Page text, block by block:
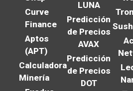
Curve
Finance
Aptos
(APT)
Calculadora
Minería
LUNA
Predicción
de Precios
AVAX
Predicción
de Precios
DOT